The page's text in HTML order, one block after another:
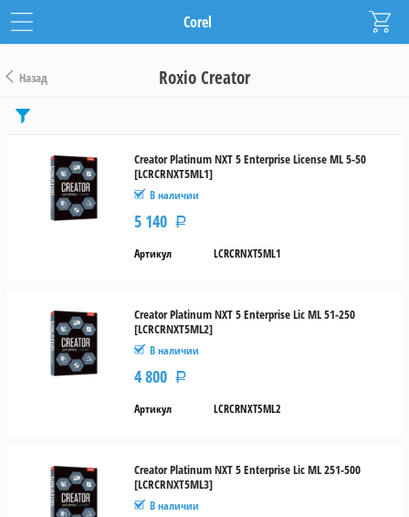
Corel
Назад Roxio Creator
Цена
Поддержка
Диапазон
Creator Platinum NXT 5 Enterprise License ML 5-50
[LCRCRNXT5ML1]
В наличии
5 140 Р
Артикул LCRCRNXT5ML1
Creator Platinum NXT 5 Enterprise Lic ML 51-250
[LCRCRNXT5ML2]
В наличии
4 800 Р
Артикул LCRCRNXT5ML2
Creator Platinum NXT 5 Enterprise Lic ML 251-500
[LCRCRNXT5ML3]
В наличии